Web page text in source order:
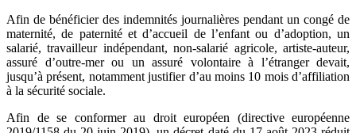
Afin de bénéficier des indemnités journalières pendant un congé de
maternité, de paternité et d’accueil de l’enfant ou d’adoption, un
salarié, travailleur indépendant, non-salarié agricole, artiste-auteur,
assuré d’outre-mer ou un assuré volontaire à l’étranger devait,
jusqu’à présent, notamment justifier d’au moins 10 mois d’affiliation
à la sécurité sociale.
Afin de se conformer au droit européen (directive européenne